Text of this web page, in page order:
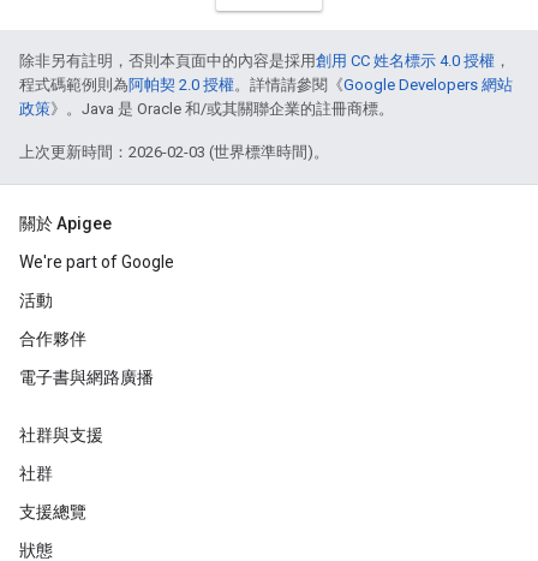
除非另有註明，否則本頁面中的內容是採用創用 CC 姓名標示 4.0 授權 ，
程式碼範例則為阿帕契 2.0 授權。詳情請參閱《Google Developers 網站
政策》。Java 是 Oracle 和/或其關聯企業的註冊商標。
上次更新時間：2026-02-03 (世界標準時間)。
關於 Apigee
We're part of Google
活動
合作夥伴
電子書與網路廣播
社群與支援
社群
支援總覽
狀態